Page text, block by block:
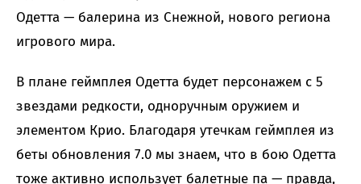
Одетта — балерина из Снежной, нового региона
игрового мира.
В плане геймплея Одетта будет персонажем с 5
звездами редкости, одноручным оружием и
элементом Крио. Благодаря утечкам геймплея из
беты обновления 7.0 мы знаем, что в бою Одетта
тоже активно использует балетные па — правда,